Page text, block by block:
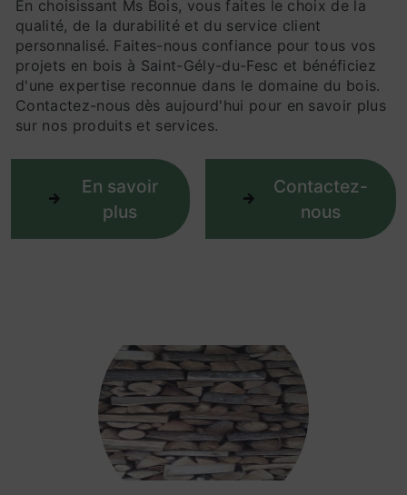
En choisissant Ms Bois, vous faites le choix de la
qualité, de la durabilité et du service client
personnalisé. Faites-nous confiance pour tous vos
projets en bois à Saint-Gély-du-Fesc et bénéficiez
d'une expertise reconnue dans le domaine du bois.
Contactez-nous dès aujourd'hui pour en savoir plus
sur nos produits et services.
En savoir
plus
Contactez-
nous